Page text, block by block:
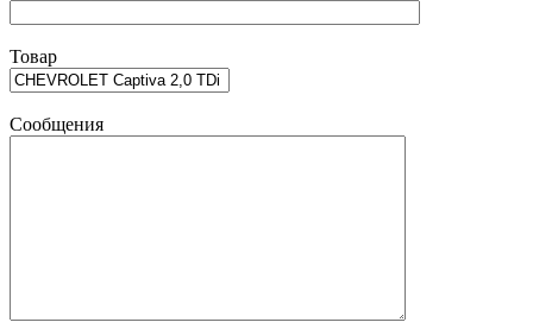
Товар
Сообщения